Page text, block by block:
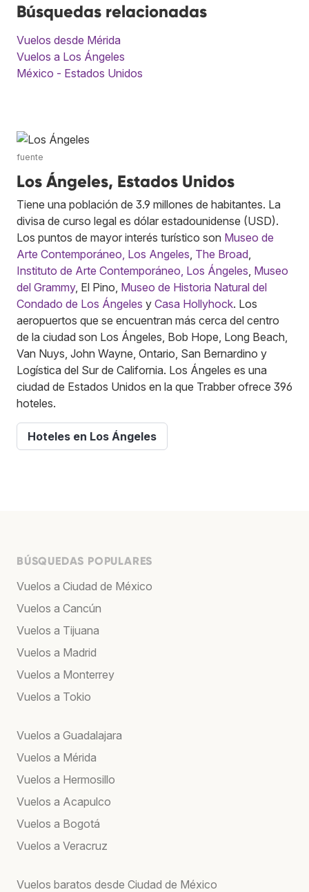
Búsquedas relacionadas
Vuelos desde Mérida
Vuelos a Los Ángeles
México - Estados Unidos
fuente
Los Ángeles, Estados Unidos
Tiene una población de 3.9 millones de habitantes. La
divisa de curso legal es dólar estadounidense (USD).
Los puntos de mayor interés turístico son Museo de
Arte Contemporáneo, Los Angeles The Broad
Instituto de Arte Contemporáneo, Los Ángeles Museo
del Grammy, El Pino, Museo de Historia Natural del
Condado de Los Ángeles y Casa Hollyhock. Los
aeropuertos que se encuentran más cerca del centro
de la ciudad son Los Ángeles, Bob Hope, Long Beach,
Van Nuys, John Wayne, Ontario, San Bernardino y
Logística del Sur de California. Los Ángeles es una
ciudad de Estados Unidos en la que Trabber ofrece 396
hoteles.
Hoteles en Los Ángeles
BÚSQUEDAS POPULARES
Vuelos a Ciudad de México
Vuelos a Cancún
Vuelos a Tijuana
Vuelos a Madrid
Vuelos a Monterrey
Vuelos a Tokio
Vuelos a Guadalajara
Vuelos a Mérida
Vuelos a Hermosillo
Vuelos a Acapulco
Vuelos a Bogotá
Vuelos a Veracruz
Vuelos baratos desde Ciudad de México